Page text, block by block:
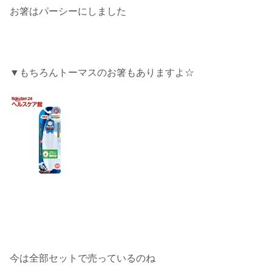
お箸はパーシーにしました
▼もちろんトーマスのお箸もありますよ☆
今は全部セットで売っているのね